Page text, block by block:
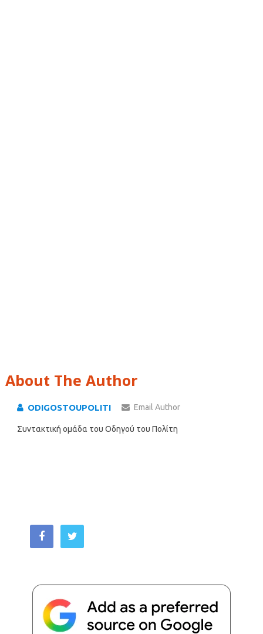
About The Author
ODIGOSTOUPOLITI Email Author
Συντακτική ομάδα του Οδηγού του Πολίτη